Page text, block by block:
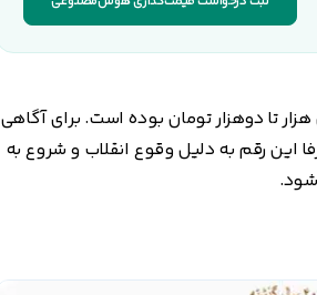
قیمت هر متر مسکن بین سال های 57 تا 60 بین هزار تا دوهزار تومان بوده است. برای آگاهی
این رقم به دلیل وقوع انقلاب و شروع به